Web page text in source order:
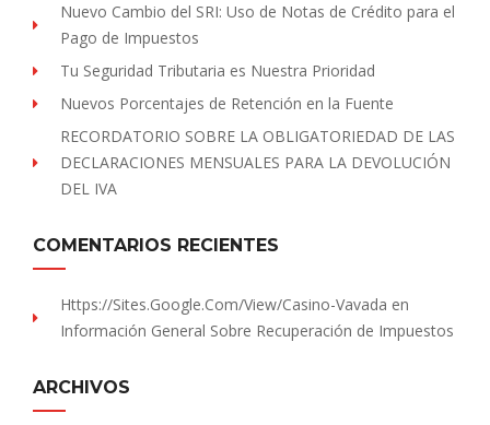
Nuevo Cambio del SRI: Uso de Notas de Crédito para el
Pago de Impuestos
Tu Seguridad Tributaria es Nuestra Prioridad
Nuevos Porcentajes de Retención en la Fuente
RECORDATORIO SOBRE LA OBLIGATORIEDAD DE LAS
DECLARACIONES MENSUALES PARA LA DEVOLUCIÓN
DEL IVA
COMENTARIOS RECIENTES
Https://sites.Google.com/view/Casino-Vavada en
Información General Sobre Recuperación de Impuestos
ARCHIVOS